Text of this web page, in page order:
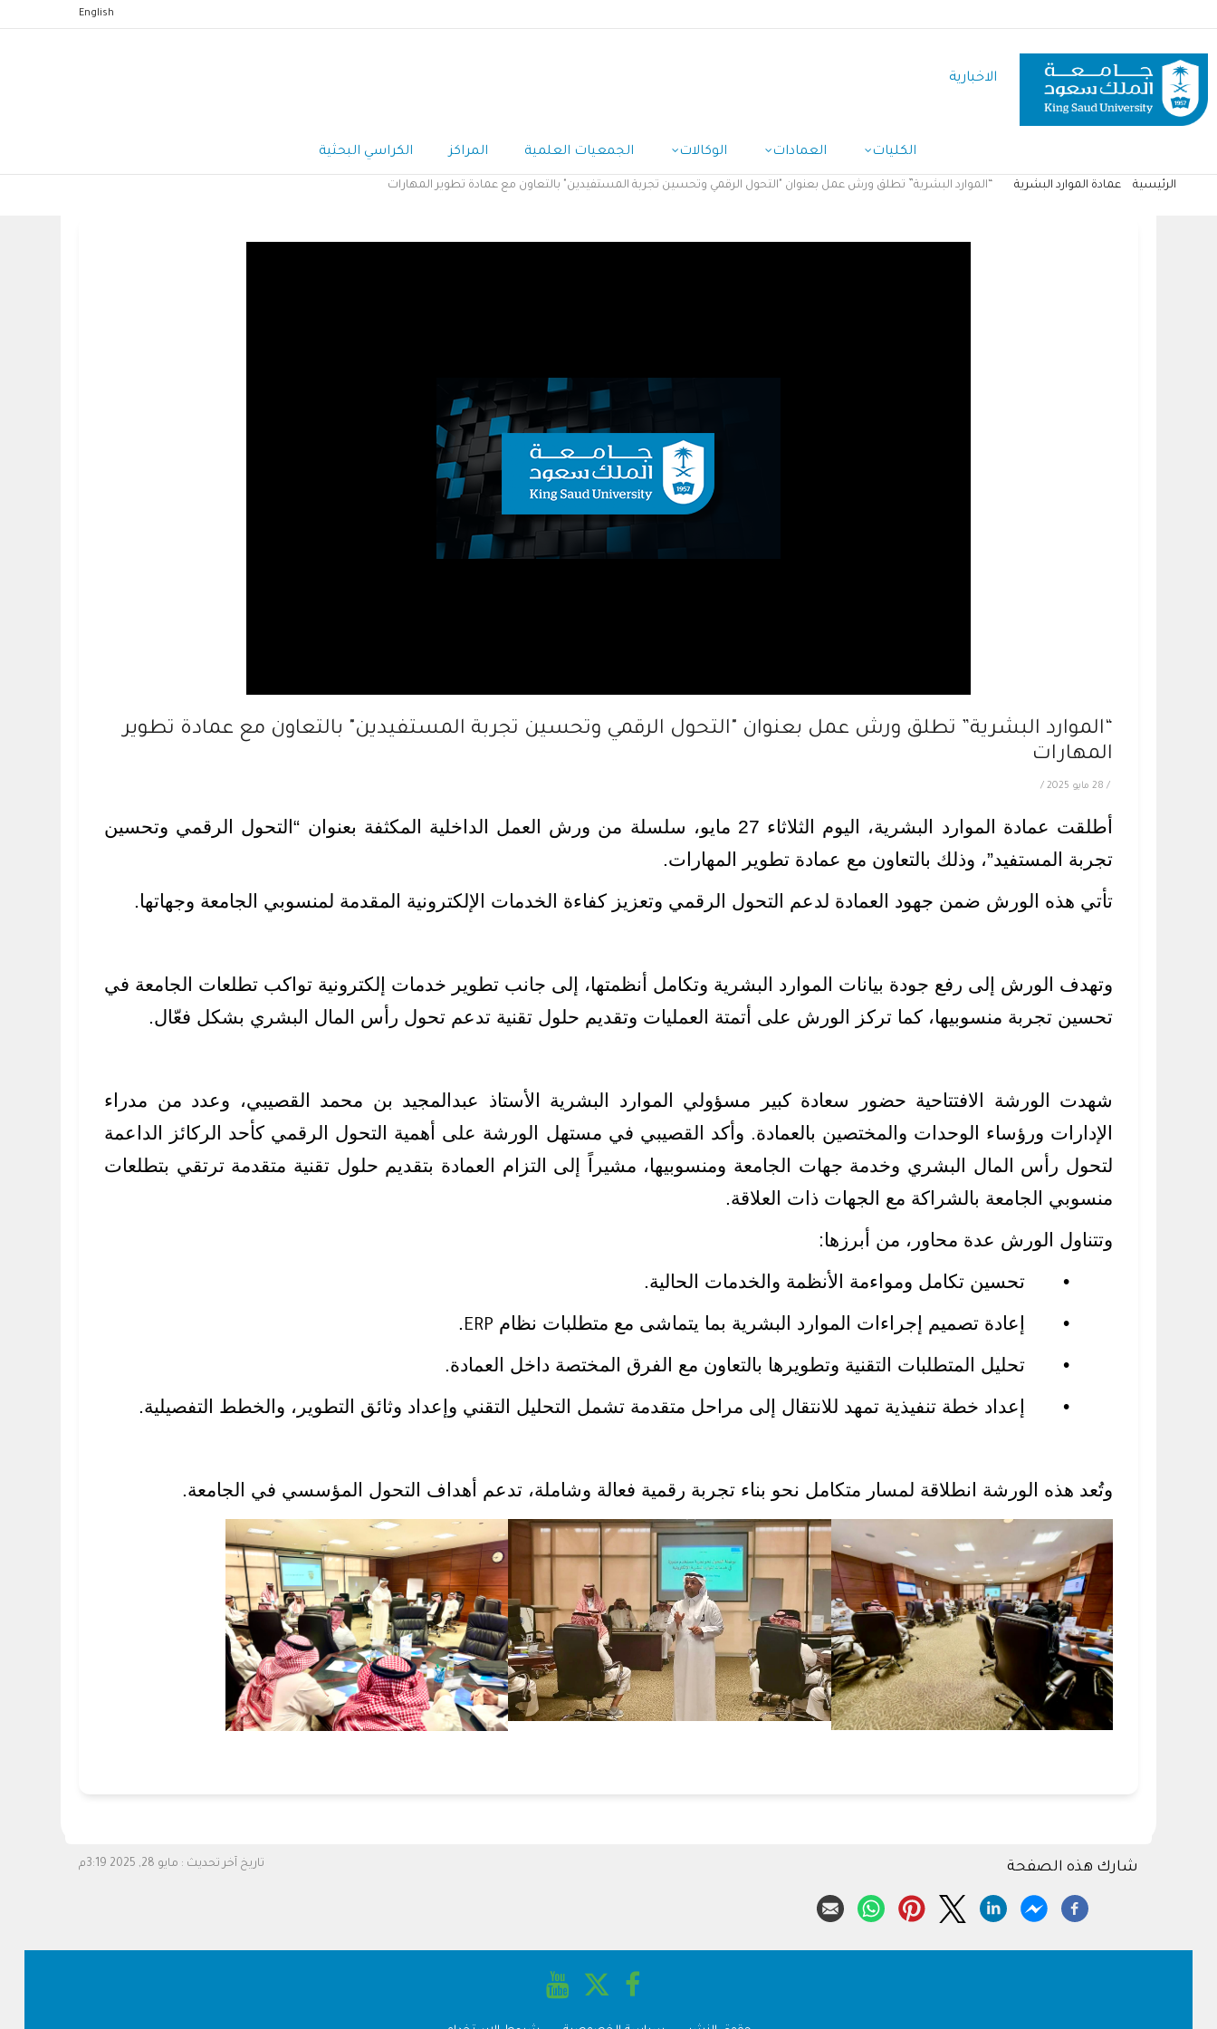
المحتوى
الرئيسي
English
الاخبارية
الكليات العمادات الوكالات الجمعيات العلمية المراكز الكراسي البحثية
الرئيسية عمادة الموارد البشرية “الموارد البشرية” تطلق ورش عمل بعنوان "التحول الرقمي وتحسين تجربة المستفيدين" بالتعاون مع عمادة تطوير المهارات
“الموارد البشرية” تطلق ورش عمل بعنوان "التحول الرقمي وتحسين تجربة المستفيدين" بالتعاون مع عمادة تطوير
المهارات
/ 28 مايو 2025 /
أطلقت عمادة الموارد البشرية، اليوم الثلاثاء 27 مايو، سلسلة من ورش العمل الداخلية المكثفة بعنوان “التحول الرقمي وتحسين
تجربة المستفيد”، وذلك بالتعاون مع عمادة تطوير المهارات.
تأتي هذه الورش ضمن جهود العمادة لدعم التحول الرقمي وتعزيز كفاءة الخدمات الإلكترونية المقدمة لمنسوبي الجامعة وجهاتها.
وتهدف الورش إلى رفع جودة بيانات الموارد البشرية وتكامل أنظمتها، إلى جانب تطوير خدمات إلكترونية تواكب تطلعات الجامعة في
تحسين تجربة منسوبيها، كما تركز الورش على أتمتة العمليات وتقديم حلول تقنية تدعم تحول رأس المال البشري بشكل فعّال.
شهدت الورشة الافتتاحية حضور سعادة كبير مسؤولي الموارد البشرية الأستاذ عبدالمجيد بن محمد القصيبي، وعدد من مدراء
الإدارات ورؤساء الوحدات والمختصين بالعمادة. وأكد القصيبي في مستهل الورشة على أهمية التحول الرقمي كأحد الركائز الداعمة
لتحول رأس المال البشري وخدمة جهات الجامعة ومنسوبيها، مشيراً إلى التزام العمادة بتقديم حلول تقنية متقدمة ترتقي بتطلعات
منسوبي الجامعة بالشراكة مع الجهات ذات العلاقة.
وتتناول الورش عدة محاور، من أبرزها:
• تحسين تكامل ومواءمة الأنظمة والخدمات الحالية.
• إعادة تصميم إجراءات الموارد البشرية بما يتماشى مع متطلبات نظام ERP
.
• تحليل المتطلبات التقنية وتطويرها بالتعاون مع الفرق المختصة داخل العمادة.
• إعداد خطة تنفيذية تمهد للانتقال إلى مراحل متقدمة تشمل التحليل التقني وإعداد وثائق التطوير، والخطط التفصيلية.
وتُعد هذه الورشة انطلاقة لمسار متكامل نحو بناء تجربة رقمية فعالة وشاملة، تدعم أهداف التحول المؤسسي في الجامعة.
تاريخ آخر تحديث : مايو 28, 2025 3:19م شارك هذه الصفحة